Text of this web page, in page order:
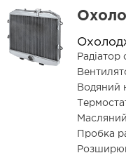
Водяний
Пробка